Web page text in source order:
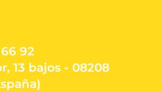
92
13 bajos - 08208